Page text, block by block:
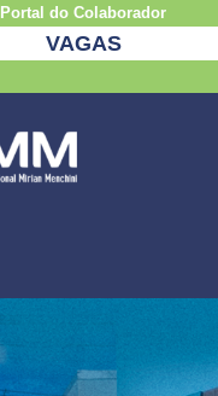
Portal do Colaborador
VAGAS